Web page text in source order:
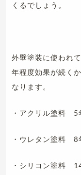
くるでしょう。
外壁塗装に使われ
年程度効果が続く
なります。
・アクリル塗料 5
・ウレタン塗料 8
・シリコン塗料